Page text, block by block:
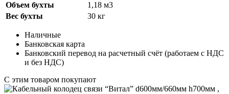
Объем бухты
1,18 м3
Вес бухты
30 кг
Наличные
Банковская карта
Банковский перевод на расчетный счёт (работаем с НДС
и без НДС)
C этим товаром покупают